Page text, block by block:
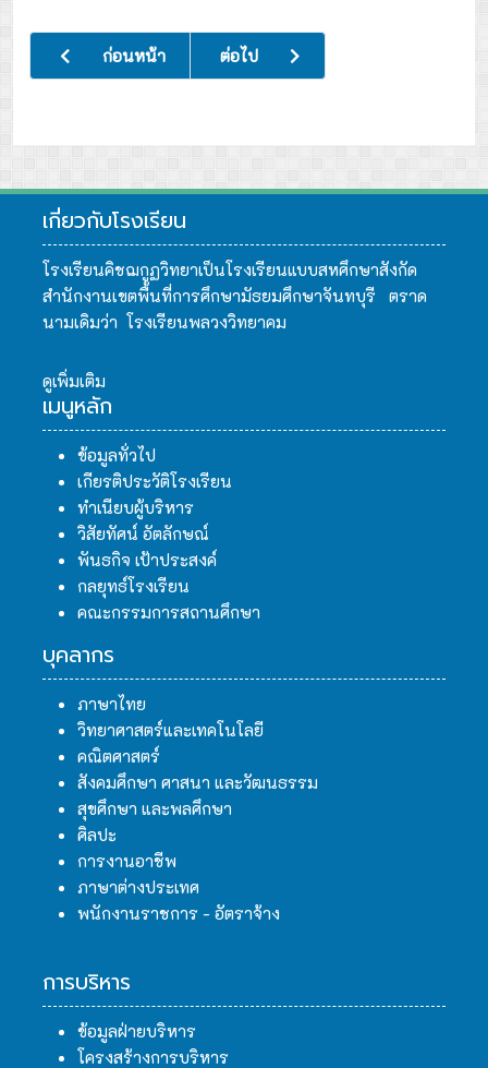
เนื้อหาก่อนหน้า: พิธีรับตำแหน่งและมอบปลอกแขนแก่ประธาน
ก่อนหน้า เนื้อหาถัดไป: กิจกรรมวันวิทยาศาสตร์
ต่อไป
เกี่ยวกับโรงเรียน
โรงเรียนคิชฌกูฏวิทยาเป็นโรงเรียนแบบสหศึกษาสังกัด
สำนักงานเขตพื้นที่การศึกษามัธยมศึกษาจันทบุรี ตราด
นามเดิมว่า โรงเรียนพลวงวิทยาคม
ดูเพิ่มเติม
เมนูหลัก
ข้อมูลทั่วไป
เกียรติประวัติโรงเรียน
ทำเนียบผู้บริหาร
วิสัยทัศน์ อัตลักษณ์
พันธกิจ เป้าประสงค์
กลยุทธ์โรงเรียน
คณะกรรมการสถานศึกษา
บุคลากร
ภาษาไทย
วิทยาศาสตร์และเทคโนโลยี
คณิตศาสตร์
สังคมศึกษา ศาสนา และวัฒนธรรม
สุขศึกษา และพลศึกษา
ศิลปะ
การงานอาชีพ
ภาษาต่างประเทศ
พนักงานราชการ - อัตราจ้าง
การบริหาร
ข้อมูลฝ่ายบริหาร
โครงสร้างการบริหาร